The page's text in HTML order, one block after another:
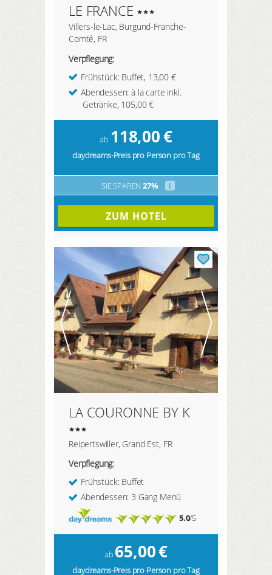
LE FRANCE
Villers-le-Lac, Burgund-Franche-
Comté, FR
Verpflegung:
Frühstück: Buffet, 13,00 €
Abendessen: à la carte inkl.
Getränke, 105,00 €
ab 118,00€
daydreams-Preis pro Person pro Tag
SIE SPAREN 27% i
ZUM HOTEL
LA COURONNE BY K
Reipertswiller, Grand Est, FR
Verpflegung:
Frühstück: Buffet
Abendessen: 3 Gang Menü
5.0/5
ab 65,00€
daydreams-Preis pro Person pro Tag